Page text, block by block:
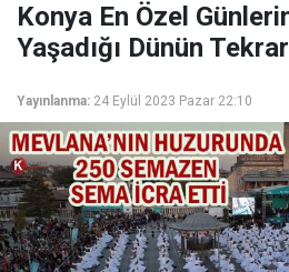
Konya En Özel
Yaşadığı Dünün
Yayınlanma: 24 Eylül 2023 Pazar 22:10